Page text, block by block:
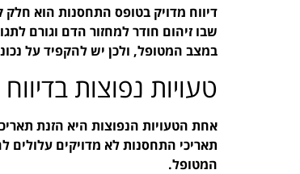
דיווח מדויק בטופס התחסנות הוא חלק
שבו זיהום חודר למחזור הדם וגורם
במצב המטופל, ולכן יש להקפיד על
טעויות נפוצות בדיווח
אחת הטעויות הנפוצות היא הזנת
תאריכי התחסנות לא מדויקים
המטופל.